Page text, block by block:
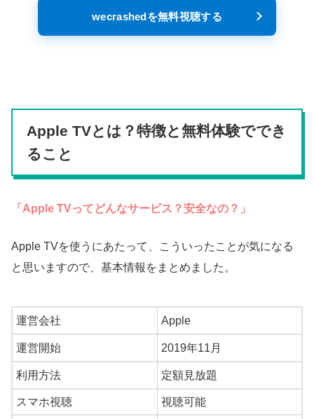
wecrashedを無料視聴する
Apple TVとは？特徴と無料体験ででき
ること
「Apple TVってどんなサービス？安全なの？」
Apple TVを使うにあたって、こういったことが気になる
と思いますので、基本情報をまとめました。
運営会社 Apple
運営開始 2019年11月
利用方法 定額見放題
スマホ視聴 視聴可能